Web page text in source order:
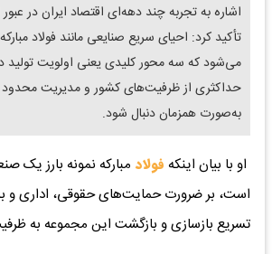
اشاره به تجربه چند دهه‌ای اقتصاد ایران در
تأکید کرد: احیای سریع صنایعی مانند فولاد
می‌شود که سه محور کلیدی یعنی اولویت تولید
حداکثری از ظرفیت‌های کشور و مدیریت محدود
به‌صورت همزمان دنبال شود.
او با بیان اینکه فولاد مبارکه نمونه بارز یک
است، بر ضرورت حمایت‌های حقوقی، اداری و
تسریع بازسازی و بازگشت این مجموعه به